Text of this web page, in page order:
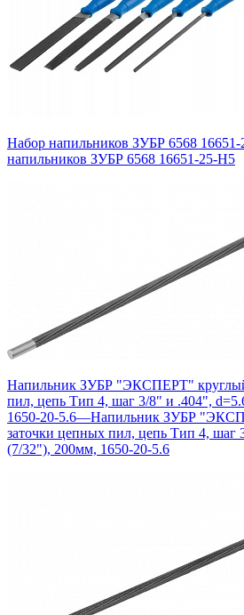
Набор напильников ЗУБР 6568 16651-
напильников ЗУБР 6568 16651-25-H5
Напильник ЗУБР "ЭКСПЕРТ" круглый
пил, цепь Тип 4, шаг 3/8" и .404",
1650-20-5.6—Напильник ЗУБР
заточки цепных пил, цепь Тип 4, шаг
(7/32"), 200мм, 1650-20-5.6